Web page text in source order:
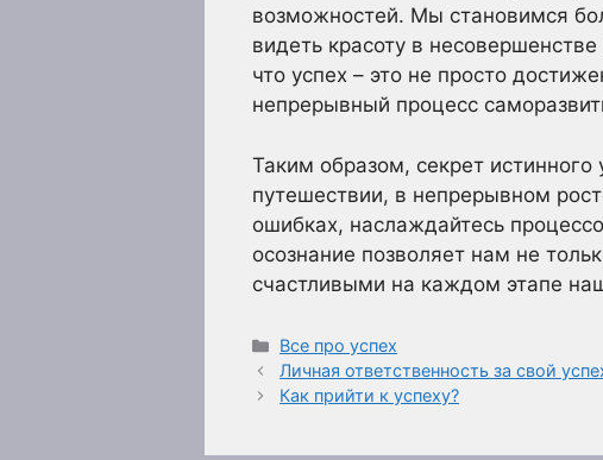
возможностей. Мы становимся
видеть красоту в
что успех – это не просто
непрерывный процесс
Таким образом, секрет
путешествии, в непрерывном
ошибках, наслаждайтесь
осознание позволяет нам не
счастливыми на каждом этапе
Рубрики
Все про успех
Личная ответственность за свой
Как прийти к успеху?